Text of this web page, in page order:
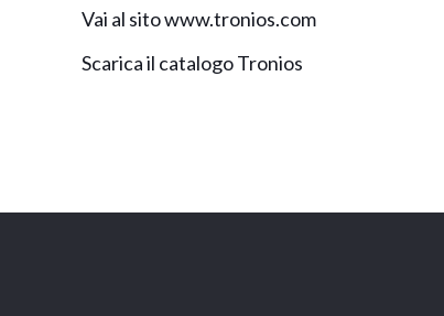
Vai al sito www.tronios.com
Scarica il catalogo Tronios